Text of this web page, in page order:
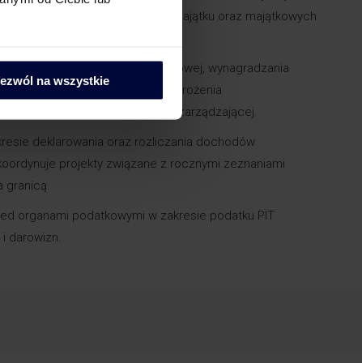
na wszystkie
zagranicy, darowizn, podziału majątku oraz majątkowych
m.in.: restrukturyzacji podatkowej, wynagradzania
świadczeń pracowniczych, wdrożenia
motywacyjnych dla kadry zarządzającej.
deklarowania oraz rozliczania dochodów
projekty związane z rocznymi zeznaniami
granicą.
organami podatkowymi w zakresie podatku PIT
darowizn.